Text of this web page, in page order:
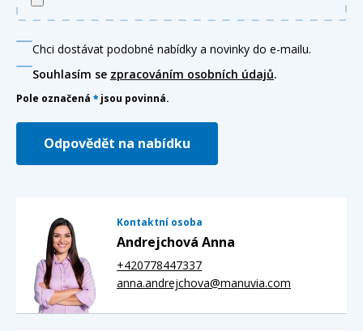
Chci dostávat podobné nabídky a novinky do e-mailu.
Souhlasím se zpracováním osobních údajů.
Pole označená * jsou povinná.
Odpovědět na nabídku
Kontaktní osoba
Andrejchová Anna
+420778447337
anna.andrejchova@manuvia.com